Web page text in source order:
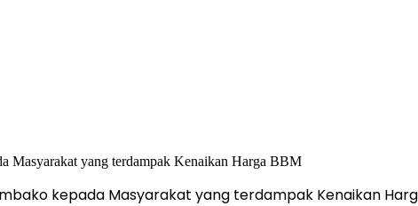
kepada Masyarakat yang terdampak Kenaikan